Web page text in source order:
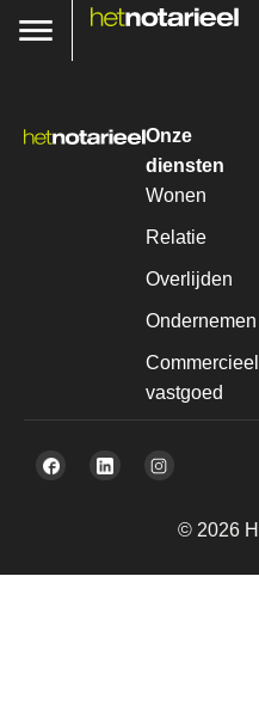
Onze
diensten
Wonen
Relatie
Overlijden
Ondernemen
Commercieel
vastgoed
© 2026